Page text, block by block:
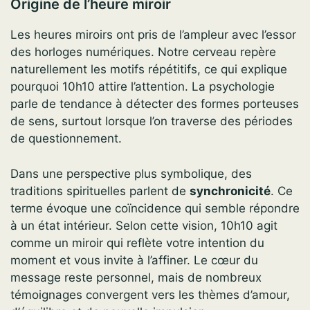
Origine de l’heure miroir
Les heures miroirs ont pris de l’ampleur avec l’essor
des horloges numériques. Notre cerveau repère
naturellement les motifs répétitifs, ce qui explique
pourquoi 10h10 attire l’attention. La psychologie
parle de tendance à détecter des formes porteuses
de sens, surtout lorsque l’on traverse des périodes
de questionnement.
Dans une perspective plus symbolique, des
traditions spirituelles parlent de synchronicité. Ce
terme évoque une coïncidence qui semble répondre
à un état intérieur. Selon cette vision, 10h10 agit
comme un miroir qui reflète votre intention du
moment et vous invite à l’affiner. Le cœur du
message reste personnel, mais de nombreux
témoignages convergent vers les thèmes d’amour,